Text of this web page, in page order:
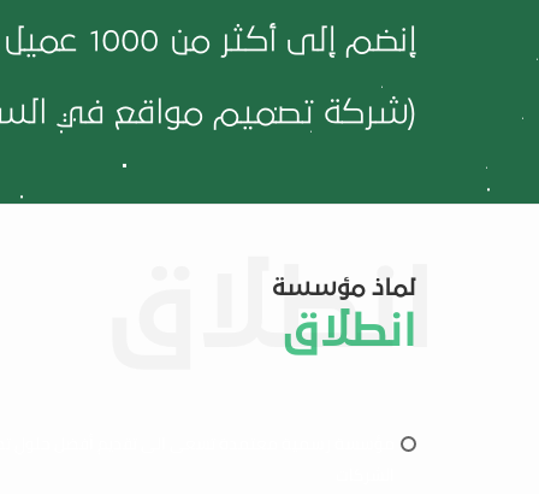
إنضم إلى أكثر من 1000
(شركة تصميم مواقع في
لماذ مؤسسة
انطلاق